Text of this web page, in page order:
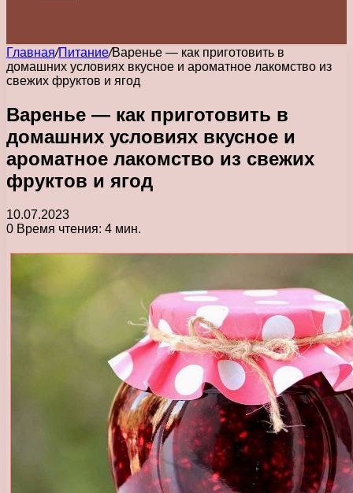
Главная/Питание/Варенье — как приготовить в
домашних условиях вкусное и ароматное лакомство из
свежих фруктов и ягод
Варенье — как приготовить в
домашних условиях вкусное и
ароматное лакомство из свежих
фруктов и ягод
10.07.2023
0 Время чтения: 4 мин.